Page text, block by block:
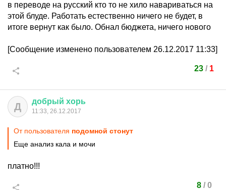
в переводе на русский кто то не хило навариваться на
этой блуде. Работать естественно ничего не будет, в
итоге вернут как было. Обнал бюджета, ничего нового
[Сообщение изменено пользователем 26.12.2017 11:33]
23 / 1
Д добрый хорь
11:33, 26.12.2017
От пользователя подомной стонут
Еще анализ кала и мочи
платно!!!
8/ 0